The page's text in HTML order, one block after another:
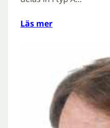
Läs mer